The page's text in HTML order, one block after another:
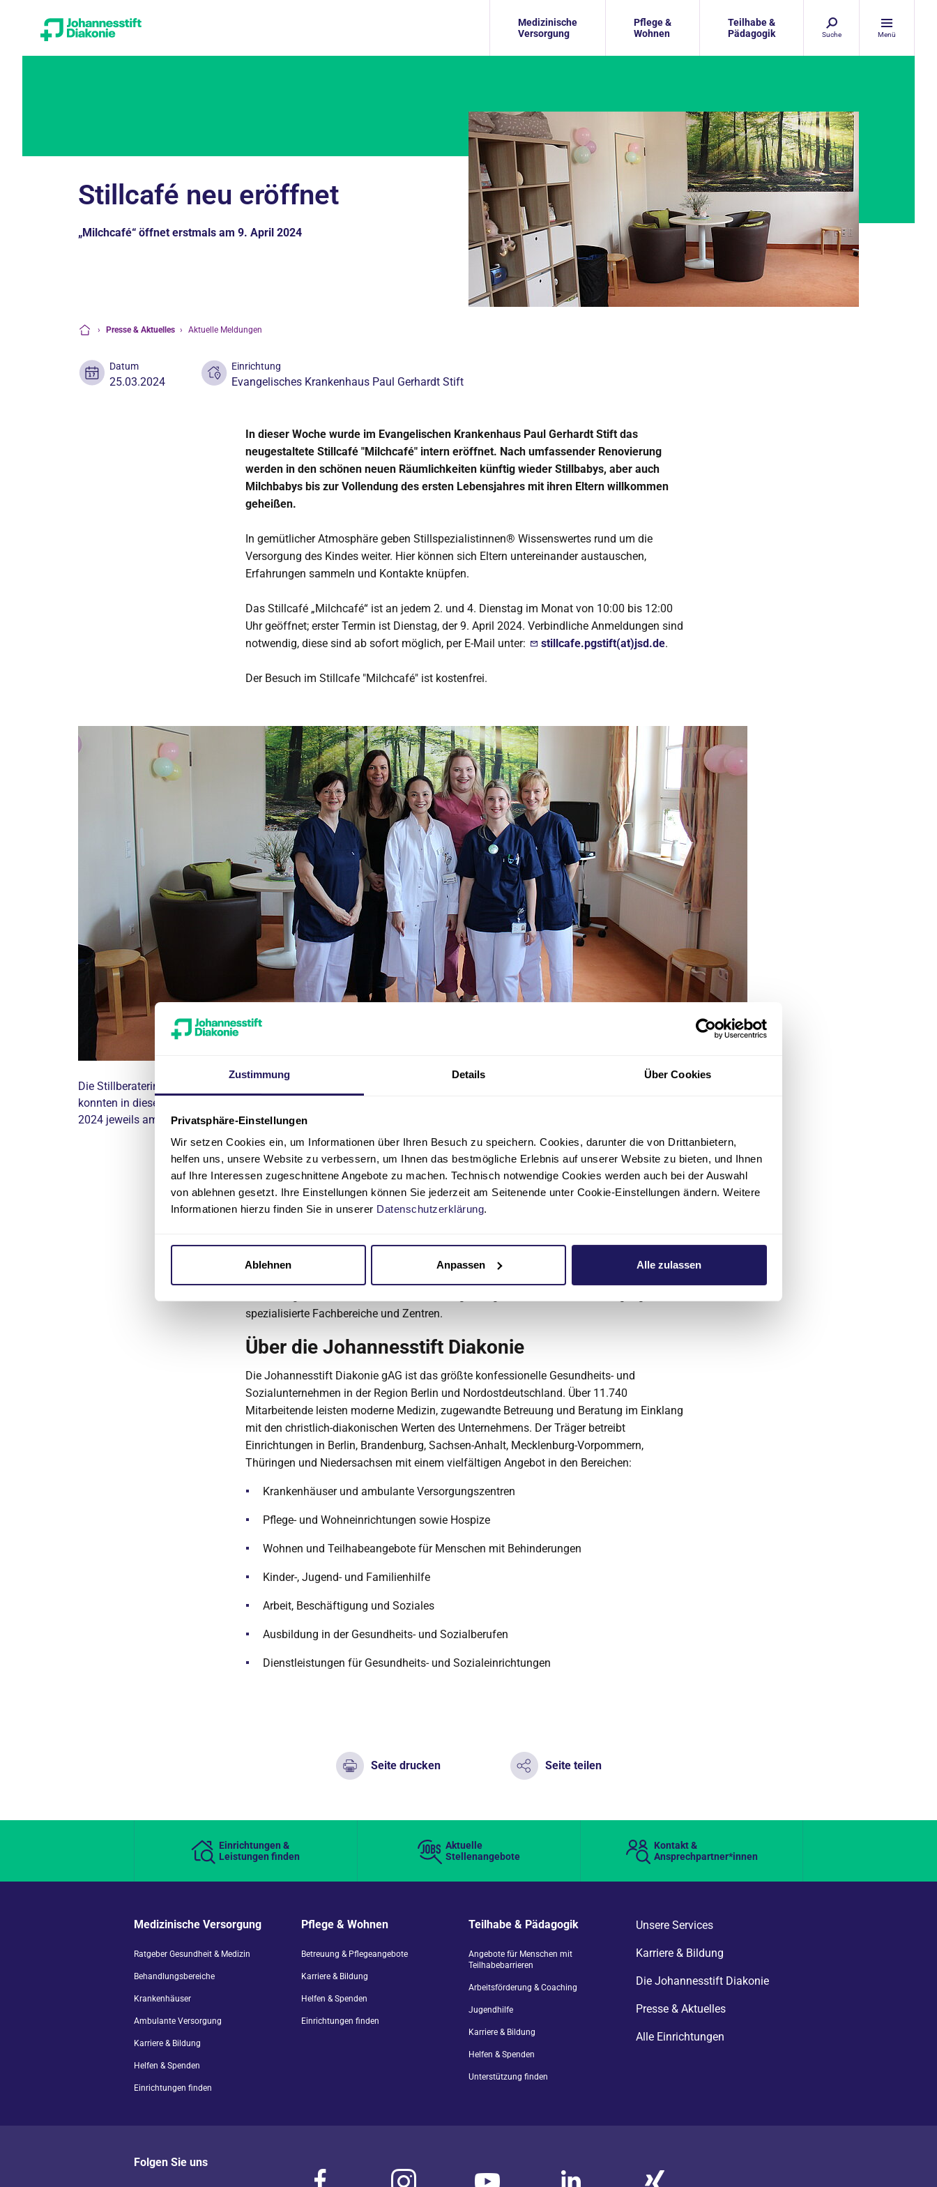
Zustimmung Details Über Cookies
Privatsphäre-Einstellungen
Wir setzen Cookies ein, um Informationen über Ihren Besuch zu speichern. Cookies, darunter die von Drittanbietern,
helfen uns, unsere Website zu verbessern, um Ihnen das bestmögliche Erlebnis auf unserer Website zu bieten, und Ihnen
auf Ihre Interessen zugeschnittene Angebote zu machen. Technisch notwendige Cookies werden auch bei der Auswahl
von ablehnen gesetzt. Ihre Einstellungen können Sie jederzeit am Seitenende unter Cookie-Einstellungen ändern. Weitere
Informationen hierzu finden Sie in unserer Datenschutzerklärung.
Ablehnen Anpassen Alle zulassen
Medizinische
Versorgung
Pflege &
Wohnen
Teilhabe &
Pädagogik
Suche Menü
Stillcafé neu eröffnet
„Milchcafé“ öffnet erstmals am 9. April 2024
› Presse & Aktuelles › Aktuelle Meldungen
Datum
25.03.2024
Einrichtung
Evangelisches Krankenhaus Paul Gerhardt Stift
In dieser Woche wurde im Evangelischen Krankenhaus Paul Gerhardt Stift das
neugestaltete Stillcafé "Milchcafé" intern eröffnet. Nach umfassender Renovierung
werden in den schönen neuen Räumlichkeiten künftig wieder Stillbabys, aber auch
Milchbabys bis zur Vollendung des ersten Lebensjahres mit ihren Eltern willkommen
geheißen.
In gemütlicher Atmosphäre geben Stillspezialistinnen® Wissenswertes rund um die
Versorgung des Kindes weiter. Hier können sich Eltern untereinander austau­schen,
Erfahrungen sammeln und Kontakte knüpfen.
Das Stillcafé „Milchcafé“ ist an jedem 2. und 4. Dienstag im Monat von 10:00 bis 12:00
Uhr geöffnet; erster Termin ist Dienstag, der 9. April 2024. Verbindliche Anmeldungen sind
notwendig, diese sind ab sofort möglich, per E-Mail unter:
stillcafe.pgstift(at)jsd.de.
Der Besuch im Stillcafe "Milchcafé" ist kostenfrei.
Die Stillberaterinnen sowie Kolleginnen des Teams des Zentrums für Familiengesundheit
konnten in dieser Woche das neugestaltete Stillcafé eröffnen. Für Eltern öffnet es ab 9. April
2024 jeweils am 2. und 4. Dienstag im Monat.
Über das Evangelische Krankenhaus Paul Gerhardt
Stift
Einrichtung der Paul Gerhardt Diakonie Krankenhaus und Pflege GmbH in Trägerschaft der
Johannesstift Diakonie sowie der Paul-Gerhardt-Stiftung. Als Krankenhaus der
spezialisierte Fachbereiche und Zentren.
Über die Johannesstift Diakonie
Die Johannesstift Diakonie gAG ist das größte konfessionelle Gesundheits- und
Sozialunternehmen in der Region Berlin und Nordostdeutschland. Über 11.740
Mitarbeitende leisten moderne Medizin, zugewandte Betreuung und Beratung im Einklang
mit den christlich-diakonischen Werten des Unternehmens. Der Träger betreibt
Einrichtungen in Berlin, Brandenburg, Sachsen-Anhalt, Mecklenburg-Vorpommern,
Thüringen und Niedersachsen mit einem vielfältigen Angebot in den Bereichen:
Krankenhäuser und ambulante Versorgungszentren
Pflege- und Wohneinrichtungen sowie Hospize
Wohnen und Teilhabeangebote für Menschen mit Behinderungen
Kinder-, Jugend- und Familienhilfe
Arbeit, Beschäftigung und Soziales
Ausbildung in der Gesundheits- und Sozialberufen
Dienstleistungen für Gesundheits- und Sozialeinrichtungen
Seite drucken Seite teilen
Einrichtungen &
Leistungen finden
Aktuelle
Stellenangebote
Kontakt &
Ansprechpartner*innen
Medizinische Versorgung
Ratgeber Gesundheit & Medizin
Behandlungsbereiche
Krankenhäuser
Ambulante Versorgung
Karriere & Bildung
Helfen & Spenden
Einrichtungen finden
Pflege & Wohnen
Betreuung & Pflegeangebote
Karriere & Bildung
Helfen & Spenden
Einrichtungen finden
Teilhabe & Pädagogik
Angebote für Menschen mit
Teilhabebarrieren
Arbeitsförderung & Coaching
Jugendhilfe
Karriere & Bildung
Helfen & Spenden
Unterstützung finden
Unsere Services
Karriere & Bildung
Die Johannesstift Diakonie
Presse & Aktuelles
Alle Einrichtungen
Folgen Sie uns